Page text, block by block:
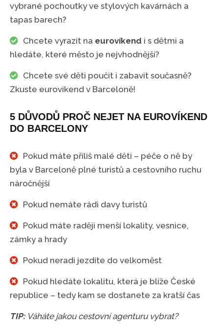
vybrané pochoutky ve stylových kavárnách a
tapas barech?
Chcete vyrazit na eurovíkend i s dětmi a
hledáte, které město je nejvhodnější?
Chcete své děti poučit i zabavit současně?
Zkuste eurovíkend v Barceloně!
5 DŮVODŮ PROČ NEJET NA EUROVÍKEND
DO BARCELONY
Pokud máte příliš malé děti – péče o ně by
byla v Barceloně plné turistů a cestovního ruchu
náročnější
Pokud nemáte rádi davy turistů
Pokud máte raději menší lokality, vesnice,
zámky a hrady
Pokud neradi jezdíte do velkoměst
Pokud hledáte lokalitu, která je blíže České
republice – tedy kam se dostanete za kratší čas
TIP: Váháte jakou cestovní agenturu vybrat?